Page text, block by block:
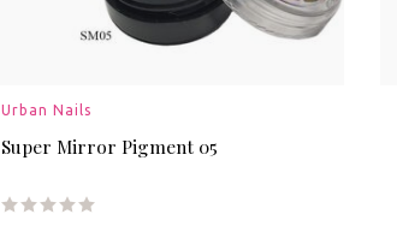
Urban Nails
Super Mirror Pigment 05